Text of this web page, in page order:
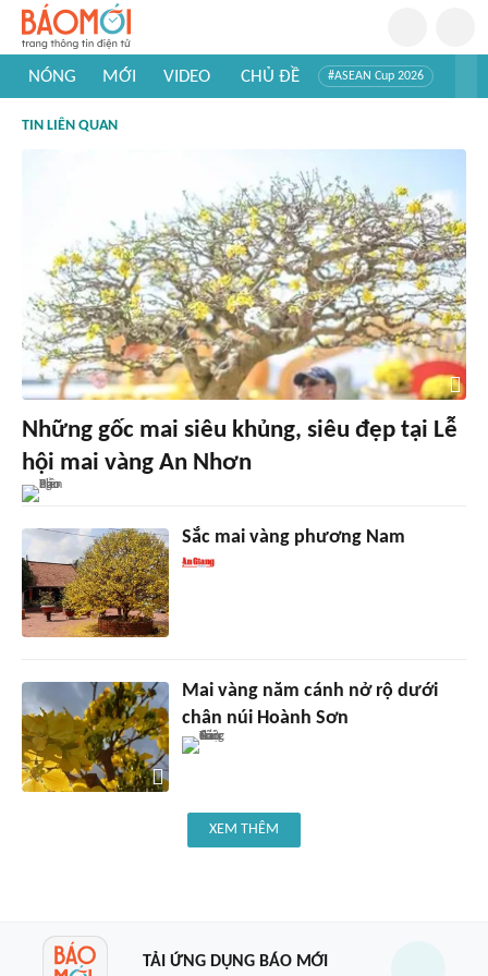
NÓNG MỚI VIDEO CHỦ ĐỀ #ASEAN Cup 2026
#Khám phá thế giới
TIN LIÊN QUAN
Những gốc mai siêu khủng, siêu đẹp tại Lễ
hội mai vàng An Nhơn
Sắc mai vàng phương Nam
Mai vàng năm cánh nở rộ dưới
chân núi Hoành Sơn
XEM THÊM
TẢI ỨNG DỤNG BÁO MỚI